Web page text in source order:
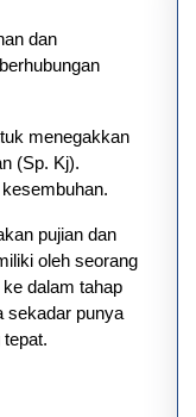
dan
menegakkan
(Sp. Kj).
pujian dan
oleh seorang
dalam tahap
sekadar punya